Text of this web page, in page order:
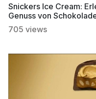
Snickers Ice Cream:
Genuss von
als Eis
705 views